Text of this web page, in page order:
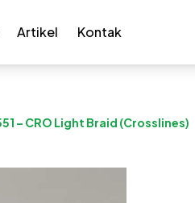
Artikel Kontak
– CRO Light Braid (Crosslines)